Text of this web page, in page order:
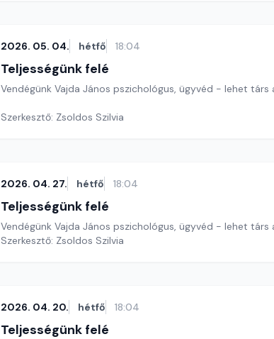
2026. 05. 04. hétfő 18:04
Teljességünk felé
Vendégünk Vajda János pszichológus, ügyvéd - lehet társ
Szerkesztő: Zsoldos Szilvia
2026. 04. 27. hétfő 18:04
Teljességünk felé
Vendégünk Vajda János pszichológus, ügyvéd - lehet társ
Szerkesztő: Zsoldos Szilvia
2026. 04. 20. hétfő 18:04
Teljességünk felé